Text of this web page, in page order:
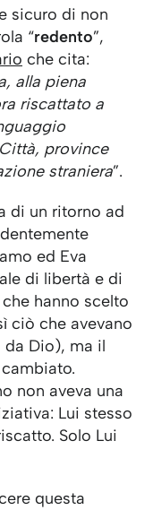
sicuro di non
“redento”,
che cita:
alla piena
riscattato a
province
straniera”.
di un ritorno ad
ed Eva
di libertà e di
hanno scelto
ciò che avevano
Dio), ma il
non aveva una
Lui stesso
Solo Lui
questa